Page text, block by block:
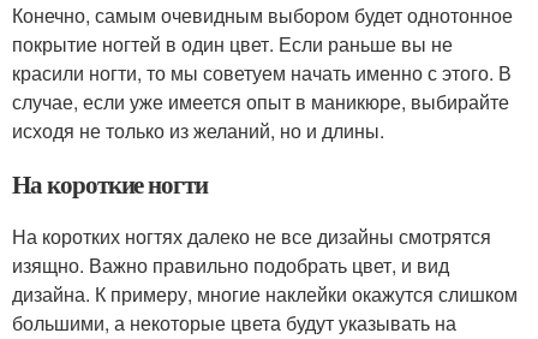
Конечно, самым очевидным выбором будет однотонное
покрытие ногтей в один цвет. Если раньше вы не
красили ногти, то мы советуем начать именно с этого. В
случае, если уже имеется опыт в маникюре, выбирайте
исходя не только из желаний, но и длины.
На короткие ногти
На коротких ногтях далеко не все дизайны смотрятся
изящно. Важно правильно подобрать цвет, и вид
дизайна. К примеру, многие наклейки окажутся слишком
большими, а некоторые цвета будут указывать на